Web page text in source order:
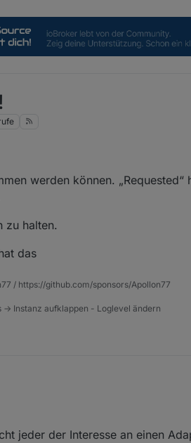
werden können. „Requested“
zu halten.
das
/ https://github.com/sponsors/Apollon77
> Instanz aufklappen - Loglevel ändern
jeder der Interesse an einen